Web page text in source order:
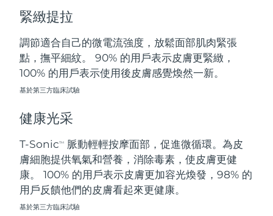
緊緻提拉
調節適合自己的微電流強度，放鬆面部肌肉緊張
點，撫平細紋。 90% 的用戶表示皮膚更緊緻，
100% 的用戶表示使用後皮膚感覺煥然一新。
基於第三方臨床試驗
健康光采
T-SonicTM
脈動輕輕按摩面部，促進微循環。為皮
膚細胞提供氧氣和營養，消除毒素，使皮膚更健
康。 100% 的用戶表示皮膚更加容光煥發，98% 的
用戶反饋他們的皮膚看起來更健康。
基於第三方臨床試驗
馬爾他
墨西哥 預計送達日期8/12/26
摩納哥 預計送達日期
挪威 預計送達日期8/8/26
阿曼